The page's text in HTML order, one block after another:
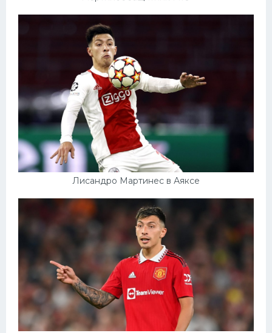
Лисандро Мартинес в Аяксе